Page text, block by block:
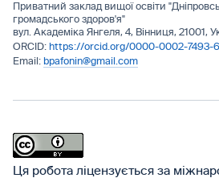
Приватний заклад вищої освіти
громадського здоров'я"
вул. Академіка Янгеля, 4, Вінниця, 21001,
https://orcid.org/0000-0002-7493-
bpafonin@gmail.com
Ця робота ліцензується за